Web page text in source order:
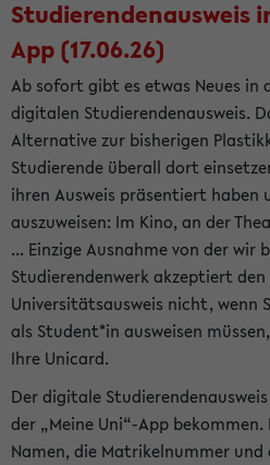
Studierendenausweis
App (17.06.26)
Ab sofort gibt es etwas Neues in
digitalen Studierendenausweis.
Alternative zur bisherigen
Studierende überall dort
ihren Ausweis präsentiert haben
auszuweisen: Im Kino, an der
... Einzige Ausnahme von der wir
Studierendenwerk akzeptiert
Universitätsausweis nicht, wenn
als Student*in ausweisen
Ihre Unicard.
Der digitale
der „Meine Uni“-App
Namen, die Matrikelnummer und